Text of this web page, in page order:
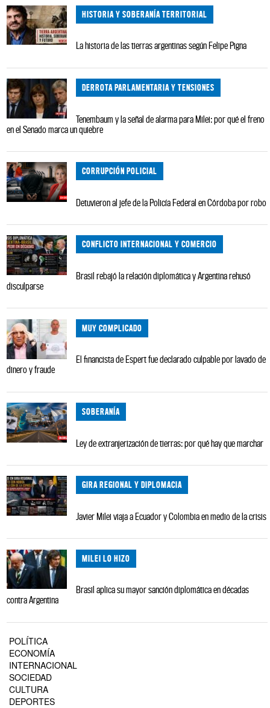
HISTORIA Y SOBERANÍA TERRITORIAL
La historia de las tierras argentinas según Felipe Pigna
DERROTA PARLAMENTARIA Y TENSIONES
Tenembaum y la señal de alarma para Milei: por qué el freno
en el Senado marca un quiebre
CORRUPCIÓN POLICIAL
Detuvieron al jefe de la Policía Federal en Córdoba por robo
CONFLICTO INTERNACIONAL Y COMERCIO
Brasil rebajó la relación diplomática y Argentina rehusó
disculparse
MUY COMPLICADO
El financista de Espert fue declarado culpable por lavado de
dinero y fraude
SOBERANÍA
Ley de extranjerización de tierras: por qué hay que marchar
GIRA REGIONAL Y DIPLOMACIA
Javier Milei viaja a Ecuador y Colombia en medio de la crisis
MILEI LO HIZO
Brasil aplica su mayor sanción diplomática en décadas
contra Argentina
POLÍTICA
ECONOMÍA
INTERNACIONAL
SOCIEDAD
CULTURA
DEPORTES